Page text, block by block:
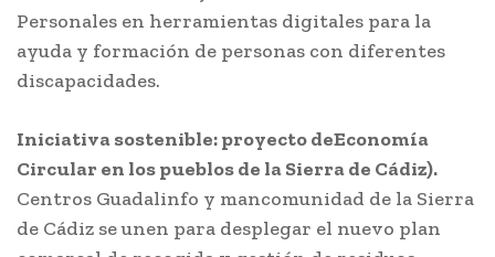
Personales en herramientas digitales para la
ayuda y formación de personas con diferentes
discapacidades.
Iniciativa sostenible: proyecto deEconomía
Circular en los pueblos de la Sierra de Cádiz).
Centros Guadalinfo y mancomunidad de la Sierra
de Cádiz se unen para desplegar el nuevo plan